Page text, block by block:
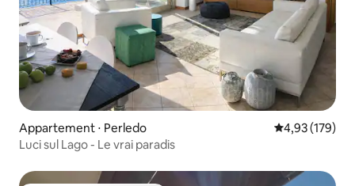
Appartement ⋅ Perledo Évaluation
4,93 (179)
Luci sul Lago - Le vrai paradis